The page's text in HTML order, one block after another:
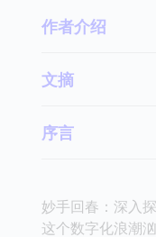
作者介绍
文摘
序言
妙手回春：深入
这个数字化浪潮